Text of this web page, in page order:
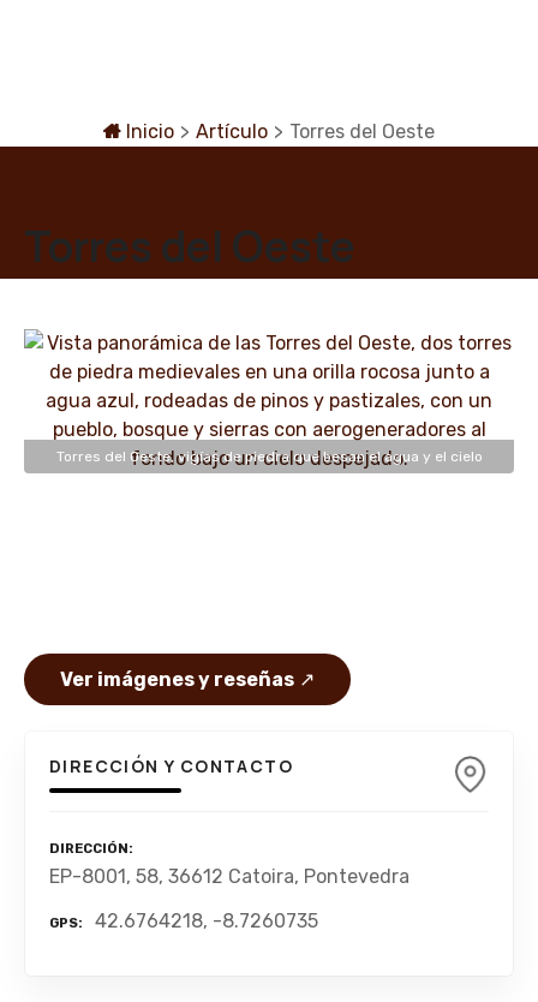
Inicio > Artículo > Torres del Oeste
Torres del Oeste
Torres del Oeste, vigías de piedra que besan el agua y el cielo
Ver imágenes y reseñas ↗
DIRECCIÓN Y CONTACTO
DIRECCIÓN
EP-8001, 58, 36612 Catoira, Pontevedra
GPS 42.6764218, -8.7260735